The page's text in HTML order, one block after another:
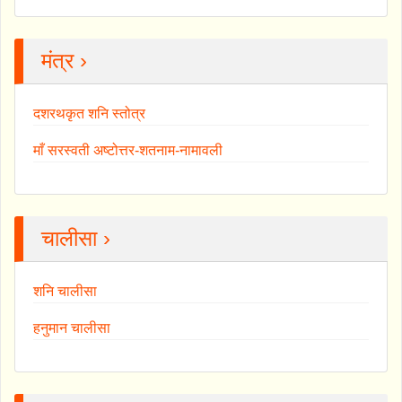
मंत्र ›
दशरथकृत शनि स्तोत्र
माँ सरस्वती अष्टोत्तर-शतनाम-नामावली
चालीसा ›
शनि चालीसा
हनुमान चालीसा